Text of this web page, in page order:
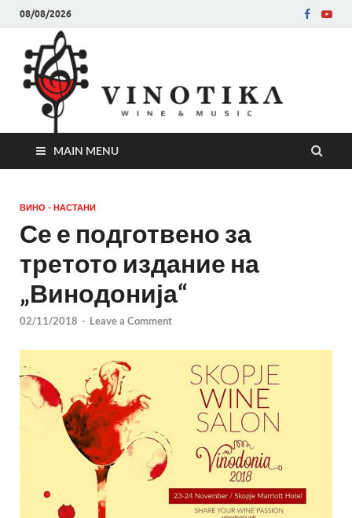
08/08/2026
MAIN MENU
ВИНО - НАСТАНИ
Се е подготвено за
третото издание на
„Винодонија“
02/11/2018 - Leave a Comment